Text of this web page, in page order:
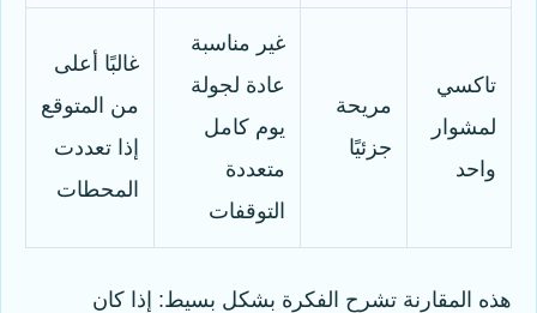
تاكسي
لمشوار
واحد
مريحة
جزئيًا
غير مناسبة
عادة لجولة
يوم كامل
متعددة
التوقفات
غالبًا أعلى
من المتوقع
إذا تعددت
المحطات
هذه المقارنة تشرح الفكرة بشكل بسيط: إذا كان